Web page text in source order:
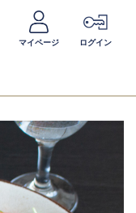
マイページ ログイン